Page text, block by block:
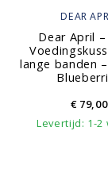
DEAR
Dear April
lange banden
€79,00
Levertijd: 1-2